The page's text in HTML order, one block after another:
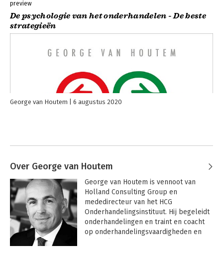
preview
De psychologie van het onderhandelen - De beste
strategieën
George van Houtem 6 augustus 2020
Over George van Houtem
George van Houtem is vennoot van
Holland Consulting Group en
mededirecteur van het HCG
Onderhandelingsinstituut. Hij begeleidt
onderhandelingen en traint en coacht
op onderhandelingsvaardigheden en